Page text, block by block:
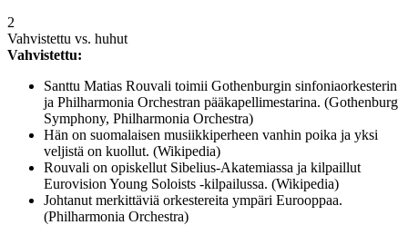
2
Vahvistettu vs. huhut
Vahvistettu:
Santtu Matias Rouvali toimii Gothenburgin sinfoniaorkesterin
ja Philharmonia Orchestran pääkapellimestarina. (Gothenburg
Symphony, Philharmonia Orchestra)
Hän on suomalaisen musiikkiperheen vanhin poika ja yksi
veljistä on kuollut. (Wikipedia)
Rouvali on opiskellut Sibelius-Akatemiassa ja kilpaillut
Eurovision Young Soloists -kilpailussa. (Wikipedia)
Johtanut merkittäviä orkestereita ympäri Eurooppaa.
(Philharmonia Orchestra)